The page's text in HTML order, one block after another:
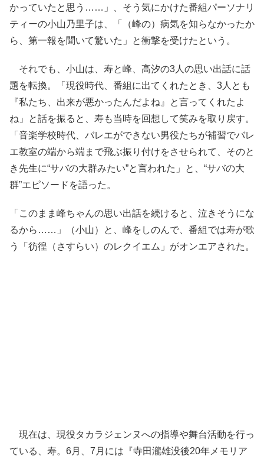
かっていたと思う……」、そう気にかけた番組パーソナリ
ティーの小山乃里子は、「（峰の）病気を知らなかったか
ら、第一報を聞いて驚いた」と衝撃を受けたという。
それでも、小山は、寿と峰、高汐の3人の思い出話に話
題を転換。「現役時代、番組に出てくれたとき、3人とも
『私たち、出来が悪かったんだよね』と言ってくれたよ
ね」と話を振ると、寿も当時を回想して笑みを取り戻す。
「音楽学校時代、バレエができない男役たちが補習でバレ
エ教室の端から端まで飛ぶ振り付けをさせられて、そのと
き先生に“サバの大群みたい”と言われた」と、“サバの大
群”エピソードを語った。
「このまま峰ちゃんの思い出話を続けると、泣きそうにな
るから……」（小山）と、峰をしのんで、番組では寿が歌
う「彷徨（さすらい）のレクイエム」がオンエアされた。
現在は、現役タカラジェンヌへの指導や舞台活動を行っ
ている、寿。6月、7月には『寺田瀧雄没後20年メモリア